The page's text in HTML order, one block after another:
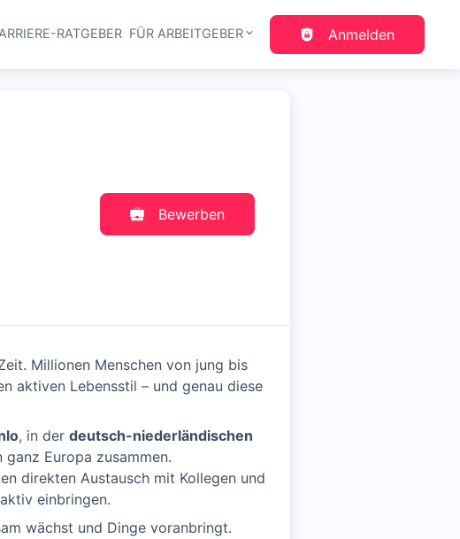
Navigation
RATGEBER FÜR ARBEITGEBER Anmelden
Bewerben
Millionen Menschen von jung bis
aktiven Lebensstil – und genau diese
, in der deutsch-niederländischen
Europa zusammen.
direkten Austausch mit Kollegen und
einbringen.
wächst und Dinge voranbringt.